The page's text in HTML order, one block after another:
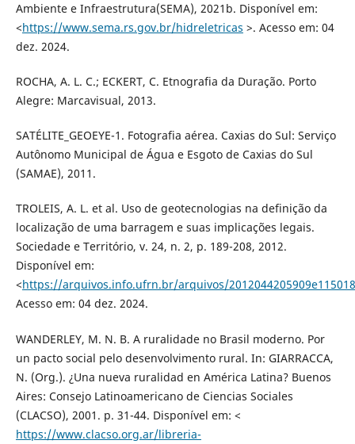
Ambiente e Infraestrutura(SEMA), 2021b. Disponível em:
<https://www.sema.rs.gov.br/hidreletricas >. Acesso em: 04
dez. 2024.
ROCHA, A. L. C.; ECKERT, C. Etnografia da Duração. Porto
Alegre: Marcavisual, 2013.
SATÉLITE_GEOEYE-1. Fotografia aérea. Caxias do Sul: Serviço
Autônomo Municipal de Água e Esgoto de Caxias do Sul
(SAMAE), 2011.
TROLEIS, A. L. et al. Uso de geotecnologias na definição da
localização de uma barragem e suas implicações legais.
Sociedade e Território, v. 24, n. 2, p. 189-208, 2012.
Disponível em:
<https://arquivos.info.ufrn.br/arquivos/
Acesso em: 04 dez. 2024.
WANDERLEY, M. N. B. A ruralidade no Brasil moderno. Por
un pacto social pelo desenvolvimento rural. In: GIARRACCA,
N. (Org.). ¿Una nueva ruralidad en América Latina? Buenos
Aires: Consejo Latinoamericano de Ciencias Sociales
(CLACSO), 2001. p. 31-44. Disponível em: <
https://www.clacso.org.ar/libreria-